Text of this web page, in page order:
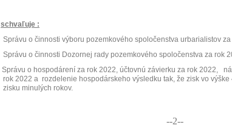
schvaľuje :
Správu o činnosti výboru pozemkového spoločenstva urbarialistov
Správu o činnosti Dozornej rady pozemkového spoločenstva za rok
Správu o hospodárení za rok 2022, účtovnú závierku za rok 2022,
rok 2022 a rozdelenie hospodárskeho výsledku tak, že zisk vo
zisku minulých rokov.
--2--